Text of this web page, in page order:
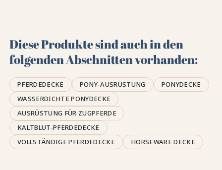
Diese Produkte sind auch in den
folgenden Abschnitten vorhanden:
PFERDEDECKE PONY-AUSRÜSTUNG
PONYDECKE
WASSERDICHTE PONYDECKE
AUSRÜSTUNG FÜR ZUGPFERDE
KALTBLUT-PFERDEDECKE
VOLLSTÄNDIGE PFERDEDECKE
HORSEWARE DECKE